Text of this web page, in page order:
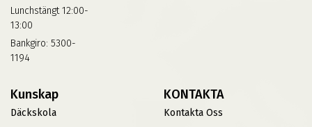
Lunchstängt 12:00-
13:00
Bankgiro: 5300-
1194
Kunskap
Däckskola
KONTAKTA
Kontakta Oss